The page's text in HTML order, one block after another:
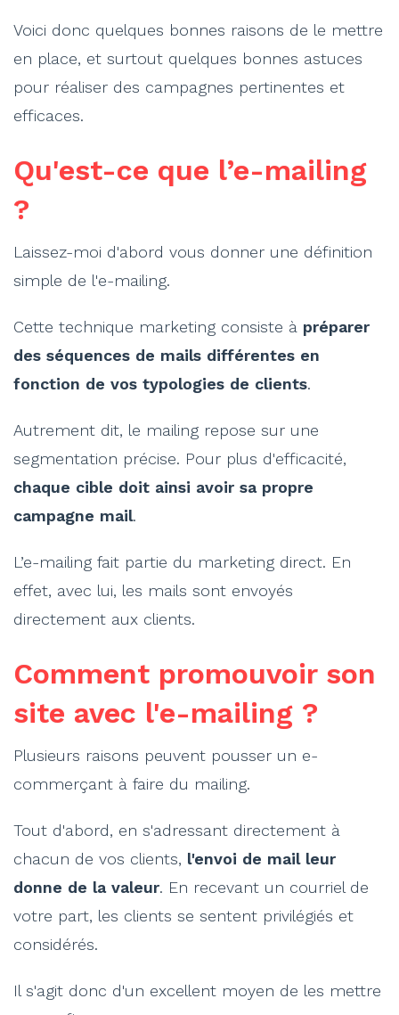
Voici donc quelques bonnes raisons de le mettre
en place, et surtout quelques bonnes astuces
pour réaliser des campagnes pertinentes et
efficaces.
Qu'est-ce que l’e-mailing
?
Laissez-moi d'abord vous donner une définition
simple de l'e-mailing.
Cette technique marketing consiste à préparer
des séquences de mails différentes en
fonction de vos typologies de clients.
Autrement dit, le mailing repose sur une
segmentation précise. Pour plus d'efficacité,
chaque cible doit ainsi avoir sa propre
campagne mail.
L’e-mailing fait partie du marketing direct. En
effet, avec lui, les mails sont envoyés
directement aux clients.
Comment promouvoir son
site avec l'e-mailing ?
Plusieurs raisons peuvent pousser un e-
commerçant à faire du mailing.
Tout d'abord, en s'adressant directement à
chacun de vos clients, l'envoi de mail leur
donne de la valeur. En recevant un courriel de
votre part, les clients se sentent privilégiés et
considérés.
Il s'agit donc d'un excellent moyen de les mettre